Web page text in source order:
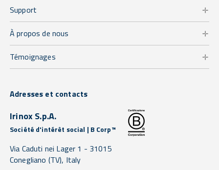
Support
À propos de nous
Témoignages
Adresses et contacts
Irinox S.p.A.
Société d'intérêt social | B Corp™
Via Caduti nei Lager 1 - 31015
Conegliano (TV), Italy